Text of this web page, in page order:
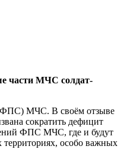
части МЧС солдат-
(ФПС) МЧС. В своём отзыве
сократить дефицит
ФПС МЧС, где и будут
территориях, особо важных